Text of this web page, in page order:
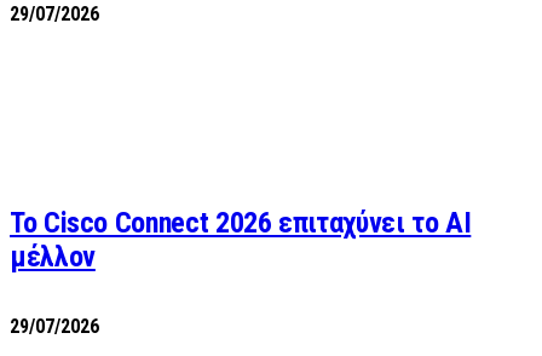
29/07/2026
Το Cisco Connect 2026 επιταχύνει το AI
μέλλον
29/07/2026